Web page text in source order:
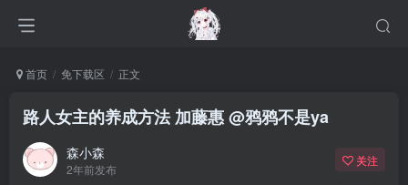
首页 免下载区 正文
路人女主的养成方法 加藤惠 @鸦鸦不是ya
森小森
2年前发布
关注